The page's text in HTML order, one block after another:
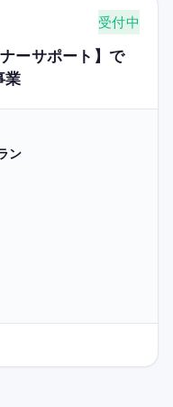
受付中
ーサポート】で
業
ン